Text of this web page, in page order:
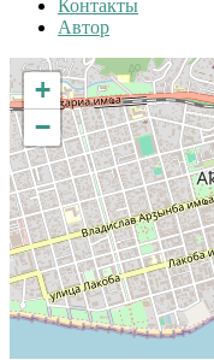
Контакты
Автор
+
−